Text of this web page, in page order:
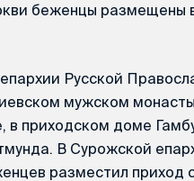
беженцы размещены
Русской
мужском
в приходском доме
В Сурожской
разместил приход